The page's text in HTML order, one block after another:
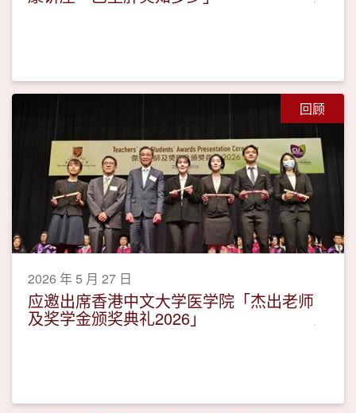
回顾
2026 年 5 月 27 日
应邀出席香港中文大学医学院「杰出老师
及奖学金颁奖典礼2026」